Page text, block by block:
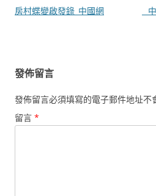
導
房村蝶變啟發錄_中國網
_
發佈留言
發佈留言必須填寫的電子郵件地址不
留言 *